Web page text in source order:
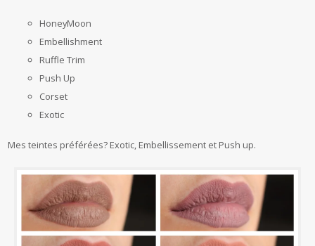
HoneyMoon
Embellishment
Ruffle Trim
Push Up
Corset
Exotic
Mes teintes préférées? Exotic, Embellissement et Push up.